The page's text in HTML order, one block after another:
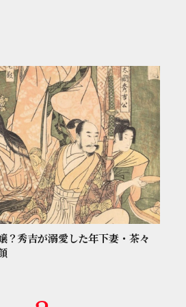
？秀吉が溺愛した年下妻・茶々